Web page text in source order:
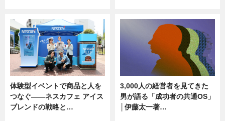
体験型イベントで商品と人を
つなぐ――ネスカフェ アイス
ブレンドの戦略と…
3,000人の経営者を見てきた
男が語る「成功者の共通OS」
│伊藤太一著…